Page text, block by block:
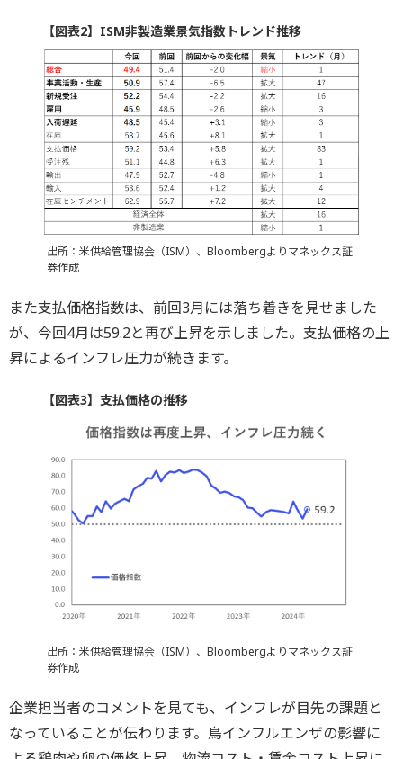
【図表2】ISM非製造業景気指数トレンド推移
出所：米供給管理協会（ISM）、Bloombergよりマネックス証
券作成
また支払価格指数は、前回3月には落ち着きを見せました
が、今回4月は59.2と再び上昇を示しました。支払価格の上
昇によるインフレ圧力が続きます。
【図表3】支払価格の推移
出所：米供給管理協会（ISM）、Bloombergよりマネックス証
券作成
企業担当者のコメントを見ても、インフレが目先の課題と
なっていることが伝わります。鳥インフルエンザの影響に